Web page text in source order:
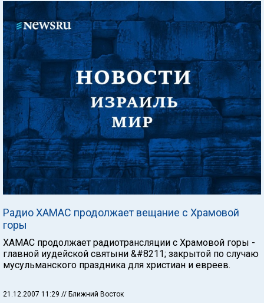
Радио ХАМАС продолжает вещание с Храмовой
горы
ХАМАС продолжает радиотрансляции с Храмовой горы -
главной иудейской святыни &#8211; закрытой по случаю
мусульманского праздника для христиан и евреев.
21.12.2007 11:29 // Ближний Восток